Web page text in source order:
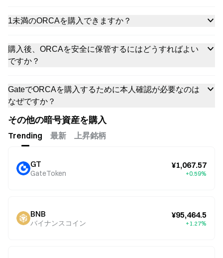
1未満のORCAを購入できますか？
購入後、ORCAを安全に保管するにはどうすればよい
ですか？
GateでORCAを購入するために本人確認が必要なのは
なぜですか？
その他の暗号資産を購入
Trending 最新 上昇銘柄
GT
GateToken
¥1,067.57
+0.59%
BNB
バイナンスコイン
¥95,464.5
+1.27%